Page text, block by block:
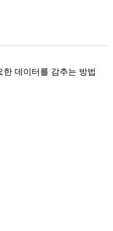
데이터를 감추는 방법